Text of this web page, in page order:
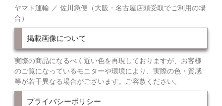
ヤマト運輸 ／ 佐川急便（大阪・名古屋店頭受取でご利用の場
合）
掲載画像について
実際の商品になるべく近い色を再現しておりますが、お客様
のご覧になっているモニターや環境により、実際の色・質感
等が若干異なる場合がございます。ご容赦ください。
プライバシーポリシー